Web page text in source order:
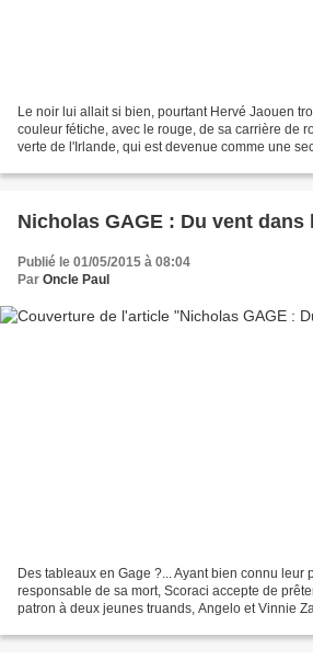
Le noir lui allait si bien, pourtant Hervé Jaouen
couleur fétiche, avec le rouge, de sa carrière de
verte de l'Irlande, qui est devenue comme une
Nicholas GAGE : Du vent dans
Publié le 01/05/2015 à 08:04
Par Oncle Paul
Des tableaux en Gage ?... Ayant bien connu leur
responsable de sa mort, Scoraci accepte de
patron à deux jeunes truands, Angelo et Vinnie